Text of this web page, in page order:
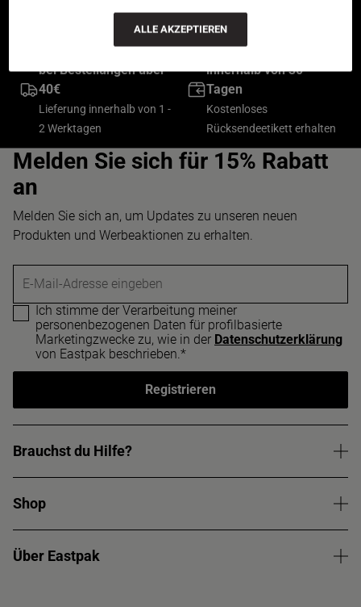
von Artikeln zum Vollpreis
Kostenlose Lieferung
bei Bestellungen über
40€
Lieferung innerhalb von 1 -
2 Werktagen
Kostenlose Rückgabe
innerhalb von 30
Tagen
Kostenloses
Rücksendeetikett erhalten
Melden Sie sich für 15% Rabatt
an
Melden Sie sich an, um Updates zu unseren neuen
Produkten und Werbeaktionen zu erhalten.
E-Mail-Adresse eingeben
Ich stimme der Verarbeitung meiner
personenbezogenen Daten für profilbasierte
Marketingzwecke zu, wie in der Datenschutzerklärung
von Eastpak beschrieben.*
Registrieren
Brauchst du Hilfe?
Shop
Über Eastpak
ALLE AKZEPTIEREN